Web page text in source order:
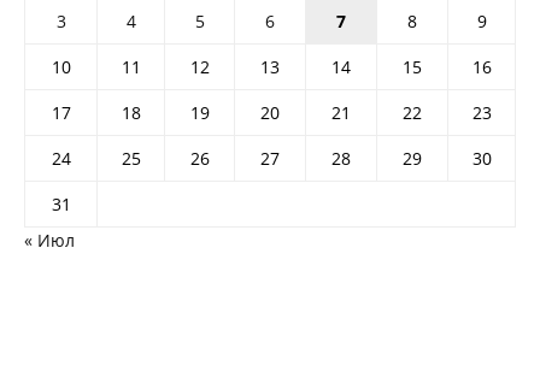
3
4 5 6 7 8
9
10
11 12 13 14 15
16
17
18 19 20 21 22
23
24
25 26 27 28 29
30
31
« Июл